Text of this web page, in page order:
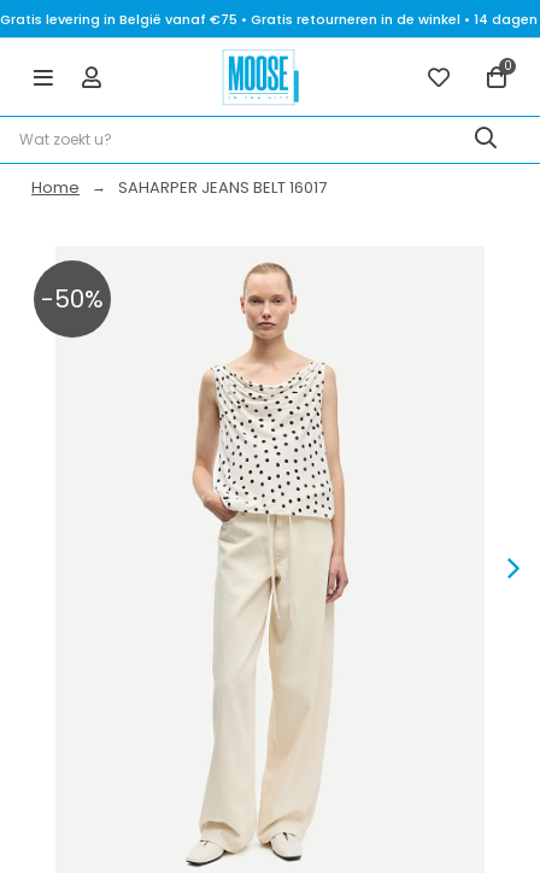
Gratis levering in België vanaf €75 • Gratis retourneren in de winkel • 14
0
Home SAHARPER JEANS BELT 16017
-50%
Next